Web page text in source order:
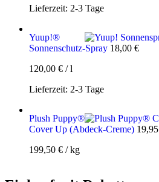
Lieferzeit: 2-3 Tage
Yuup!®
Sonnenschutz-Spray 18,00 €
120,00 € /l
Lieferzeit: 2-3 Tage
Plush Puppy®
Cover Up (Abdeck-Creme) 19,95
199,50 € /kg